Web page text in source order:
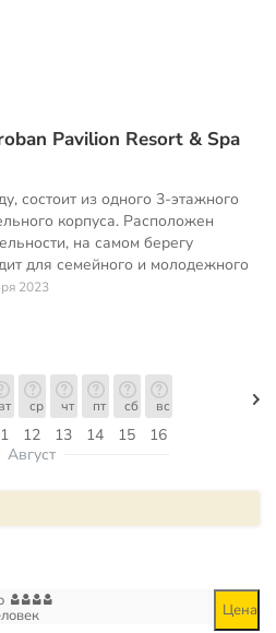
Pavilion Resort & Spa
состоит из одного 3-этажного
корпуса. Расположен
на самом берегу
для семейного и молодежного
2023
вт
12
ср
13
чт
14
пт
15
сб
16
вс
Август
Цена